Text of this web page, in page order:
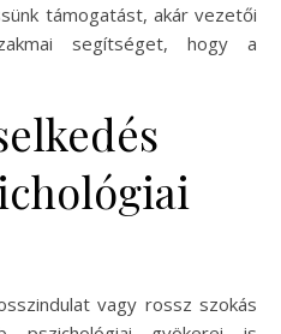
támogatást, akár vezetői
segítséget, hogy a
vagy rossz szokás